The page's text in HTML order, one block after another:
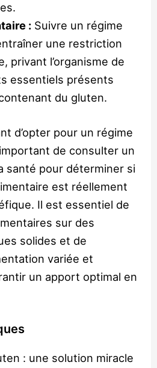
: Suivre un régime
une restriction
privant l’organisme de
essentiels présents
du gluten.
d’opter pour un régime
de consulter un
santé pour déterminer si
est réellement
Il est essentiel de
sur des
solides et de
variée et
un apport optimal en
: une solution miracle